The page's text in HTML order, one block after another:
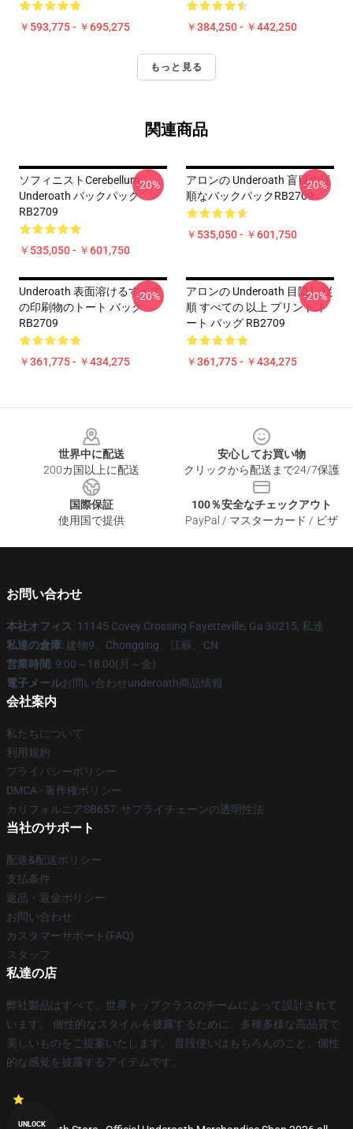
￥593,775 - ￥695,275 ￥384,250 - ￥442,250
もっと見る
関連商品
ソフィニストCerebellum
Underoath バックパック
RB2709
￥535,050 - ￥601,750
-20%
アロンの Underoath 盲目の従
順なバックパックRB2709
￥535,050 - ￥601,750
-20%
Underoath 表面溶けるすべて
の印刷物のトート バック
RB2709
￥361,775 - ￥434,275
-20%
アロンの Underoath 目隠し 従
順 すべての 以上 プリント ト
ート バッグ RB2709
￥361,775 - ￥434,275
-20%
世界中に配送
200カ国以上に配送
安心してお買い物
クリックから配送まで24/7保護
国際保証
使用国で提供
100％安全なチェックアウト
PayPal / マスターカード / ビザ
お問い合わせ
本社オフィス: 11145 Covey Crossing Fayetteville, Ga 30215, 私達
私達の倉庫: 建物9、Chongqing、江蘇、CN
営業時間: 9:00～18:00(月～金)
電子メールお問い合わせunderoath商品情報
会社案内
私たちについて
利用規約
プライバシーポリシー
DMCA - 著作権ポリシー
カリフォルニアSB657: サプライチェーンの透明性法
当社のサポート
配送&配送ポリシー
支払条件
返品・返金ポリシー
お問い合わせ
カスタマーサポート(FAQ)
スタッフ
私達の店
弊社製品はすべて、世界トップクラスのチームによって設計されて
います。 個性的なスタイルを披露するために、多種多様な高品質で
美しいものをご提案いたします。 普段使いはもちろんのこと、個性
的な感覚を披露するアイテムです。
UNLOCK